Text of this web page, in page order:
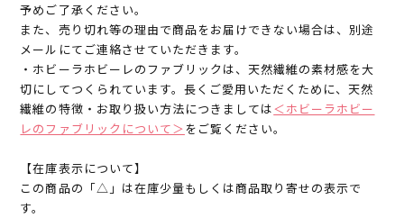
予めご了承ください。
また、売り切れ等の理由で商品をお届けできない場合は、別途
メールにてご連絡させていただきます。
・ホビーラホビーレのファブリックは、天然繊維の素材感を大
切にしてつくられています。長くご愛用いただくために、天然
繊維の特徴・お取り扱い方法につきましては＜ホビーラホビー
レのファブリックについて＞ をご覧ください。
【在庫表示について】
この商品の「△」は在庫少量もしくは商品取り寄せの表示で
す。